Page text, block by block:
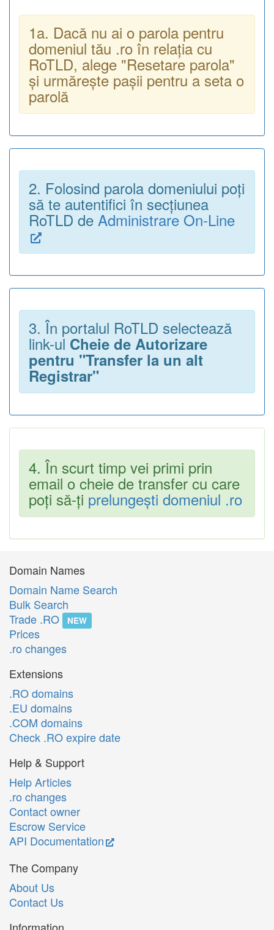
1a. Dacă nu ai o parola pentru
domeniul tău .ro în relația cu
RoTLD, alege "Resetare parola"
și urmărește pașii pentru a seta o
parolă
2. Folosind parola domeniului poți
să te autentifici în secțiunea
RoTLD de Administrare On-Line
3. În portalul RoTLD selectează
link-ul Cheie de Autorizare
pentru "Transfer la un alt
Registrar"
4. În scurt timp vei primi prin
email o cheie de transfer cu care
poți să-ți prelungești domeniul .ro
Domain Names
Domain Name Search
Bulk Search
Trade .RO
NEW
Prices
.ro changes
Extensions
.RO domains
.EU domains
.COM domains
Check .RO expire date
Help & Support
Help Articles
.ro changes
Contact owner
Escrow Service
API Documentation
The Company
About Us
Contact Us